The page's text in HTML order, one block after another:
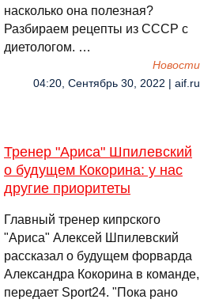
насколько она полезная?
Разбираем рецепты из СССР с
диетологом. …
Новости
04:20, Сентябрь 30, 2022 | aif.ru
Тренер "Ариса" Шпилевский
о будущем Кокорина: у нас
другие приоритеты
Главный тренер кипрского
"Ариса" Алексей Шпилевский
рассказал о будущем форварда
Александра Кокорина в команде,
передает Sport24. "Пока рано